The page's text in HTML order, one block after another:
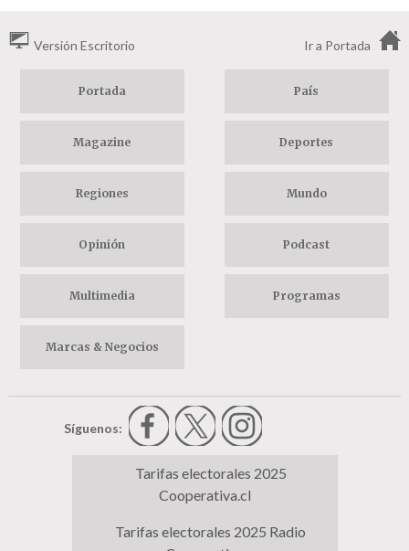
Versión Escritorio Ir a Portada
Portada País
Magazine Deportes
Regiones Mundo
Opinión Podcast
Multimedia Programas
Marcas & Negocios
Síguenos:
Tarifas electorales 2025
Cooperativa.cl
Tarifas electorales 2025 Radio